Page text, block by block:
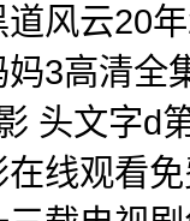
风云20
3高清全
头文字d
线观看